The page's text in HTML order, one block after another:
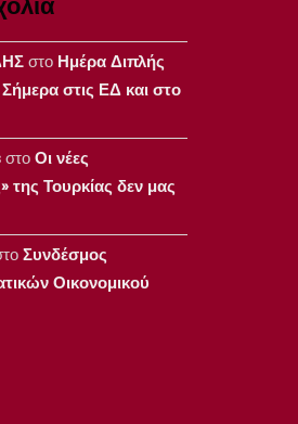
στο Ημέρα Διπλής
στις ΕΔ και στο
στοΟι νέες
της Τουρκίας δεν μας
Συνδέσμος
Οικονομικού